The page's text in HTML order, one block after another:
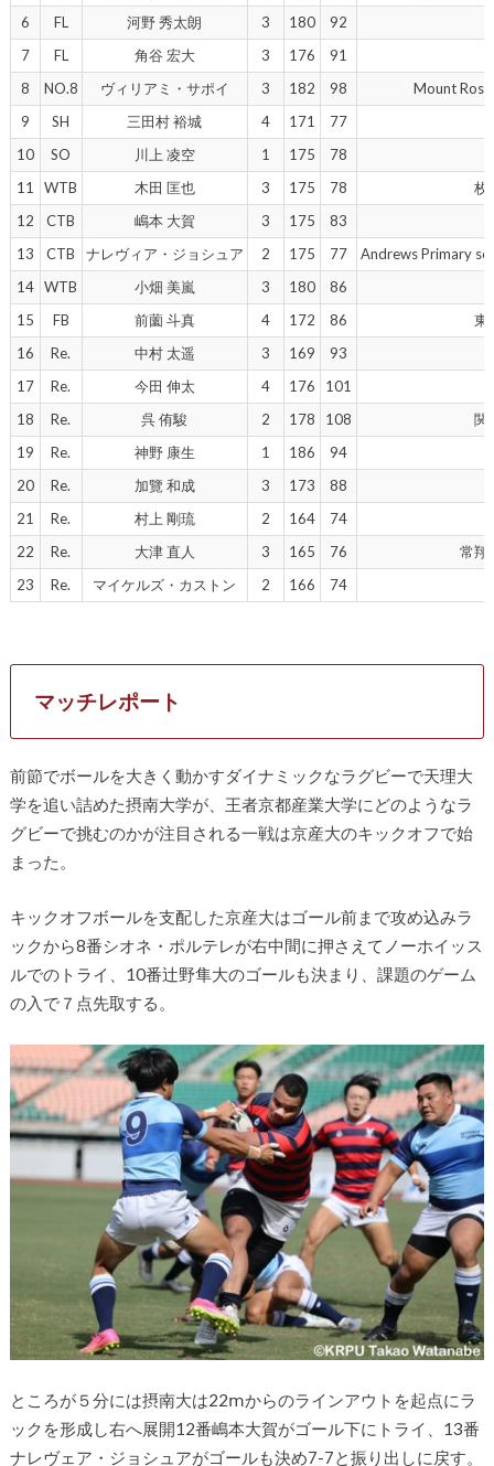
6
FL 河野 秀太朗 3 180
92
7
FL 角谷 宏大 3 176
91
8
NO.8 ヴィリアミ・サポイ 3 182 98
Mount
9
SH 三田村 裕城 4 171
77
10
SO 川上 凌空 1 175
78
11
WTB 木田 匡也 3 175 78
枚
12
CTB 嶋本 大賀 3 175
83
13
CTB ナレヴィア・ジョシュア 2 175 77
Andrews Primary
14 WTB 小畑 美嵐 3 180 86
15
FB 前薗 斗真 4 172 86
東
16
Re. 中村 太遥 3 169
93
17
Re. 今田 伸太 4 176
101
18
Re. 呉 侑駿 2 178 108
関
19
Re. 神野 康生 1 186
94
20
Re. 加覽 和成 3 173 88
21
Re. 村上 剛琉 2 164
74
22
Re. 大津 直人 3 165 76
常翔
23
Re. マイケルズ・カストン 2 166 74
マッチレポート
前節でボールを大きく動かすダイナミックなラグビーで天理大
学を追い詰めた摂南大学が、 王者京都産業大学にどのようなラ
グビーで挑むのかが注目される一戦は京産大のキックオフで始
まった。
キックオフボールを支配した京産大はゴール前まで攻め込みラ
ックから8番シオネ・ ポルテレが右中間に押さえてノーホイッス
ルでのトライ、 10番辻野隼大のゴールも決まり、課題のゲーム
の入で７点先取する。
ところが５分には摂南大は22ⅿからのラインアウトを起点にラ
ックを形成し右へ展開12番嶋本大賀がゴール下にトライ、 13番
ナレヴェア・ ジョシュアがゴールも決め7-7と振り出しに戻す。